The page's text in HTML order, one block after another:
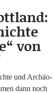
von
und Archäo­
dann noch